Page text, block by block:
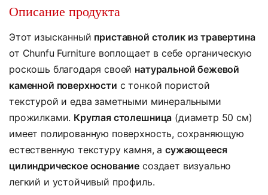
Описание продукта
Этот изысканный приставной столик из травертина
от Chunfu Furniture воплощает в себе органическую
роскошь благодаря своей натуральной бежевой
каменной поверхности с тонкой пористой
текстурой и едва заметными минеральными
прожилками. Круглая столешница (диаметр 50 см)
имеет полированную поверхность, сохраняющую
естественную текстуру камня, асужающееся
цилиндрическое основание создает визуально
легкий и устойчивый профиль.